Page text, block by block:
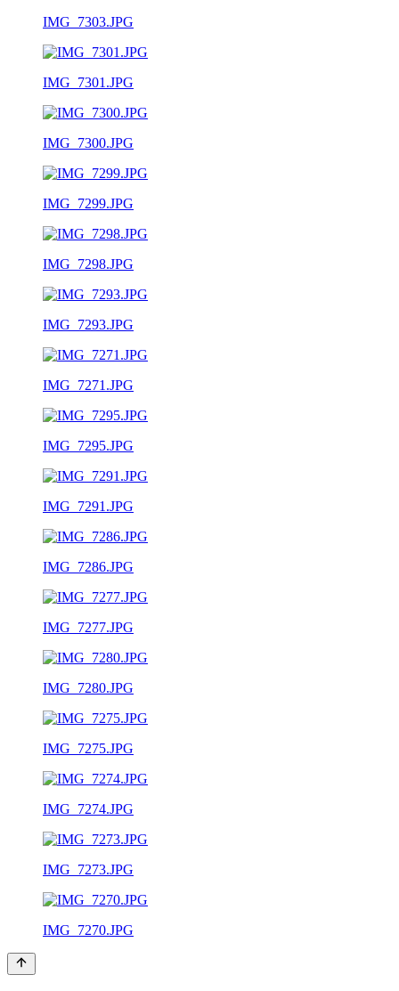
IMG_7303.JPG
IMG_7301.JPG
IMG_7300.JPG
IMG_7299.JPG
IMG_7298.JPG
IMG_7293.JPG
IMG_7271.JPG
IMG_7295.JPG
IMG_7291.JPG
IMG_7286.JPG
IMG_7277.JPG
IMG_7280.JPG
IMG_7275.JPG
IMG_7274.JPG
IMG_7273.JPG
IMG_7270.JPG